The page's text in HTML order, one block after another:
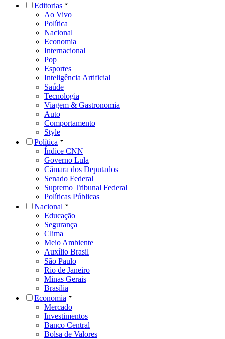
Editorias
Ao Vivo
Política
Nacional
Economia
Internacional
Pop
Esportes
Inteligência Artificial
Saúde
Tecnologia
Viagem & Gastronomia
Auto
Comportamento
Style
Política
Índice CNN
Governo Lula
Câmara dos Deputados
Senado Federal
Supremo Tribunal Federal
Políticas Públicas
Nacional
Educação
Segurança
Clima
Meio Ambiente
Auxílio Brasil
São Paulo
Rio de Janeiro
Minas Gerais
Brasília
Economia
Mercado
Investimentos
Banco Central
Bolsa de Valores